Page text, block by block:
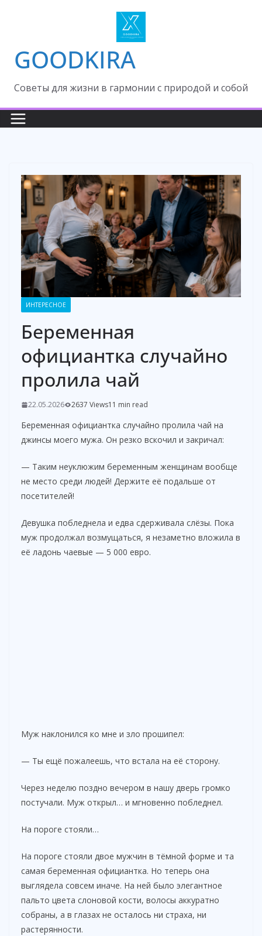
GOODKIRA
Cоветы для жизни в гармонии с природой и собой
ИНТЕРЕСНОЕ
Беременная
официантка случайно
пролила чай
22.05.2026 2637 Views11 min read
Беременная официантка случайно пролила чай на
джинсы моего мужа. Он резко вскочил и закричал:
— Таким неуклюжим беременным женщинам вообще
не место среди людей! Держите её подальше от
посетителей!
Девушка побледнела и едва сдерживала слёзы. Пока
муж продолжал возмущаться, я незаметно вложила в
её ладонь чаевые — 5 000 евро.
Муж наклонился ко мне и зло прошипел:
— Ты ещё пожалеешь, что встала на её сторону.
Через неделю поздно вечером в нашу дверь громко
постучали. Муж открыл… и мгновенно побледнел.
На пороге стояли…
На пороге стояли двое мужчин в тёмной форме и та
самая беременная официантка. Но теперь она
выглядела совсем иначе. На ней было элегантное
пальто цвета слоновой кости, волосы аккуратно
собраны, а в глазах не осталось ни страха, ни
растерянности.